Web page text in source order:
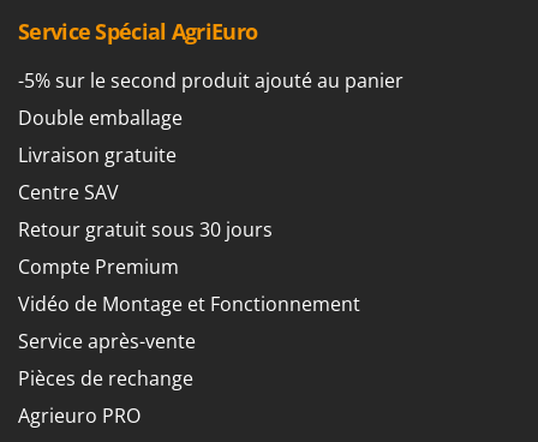
Tondeuses débroussailleuses thermiques
Trancheuses
Trancheuses de sol
Transpalettes
Treuils de débardage
Tronçonneuses
V
Vêtements de Sécurité
Vibroculteurs à tracteur
Landxcape
LAR Casalinghi
Lavor
Linea VZ
Lisam
Lotusgrill
M
M.A.I.BO.
Macom
Macte Ovens
Makita
Service Spécial AgriEuro
-5% sur le second produit ajouté au panier
Double emballage
Livraison gratuite
Centre SAV
Retour gratuit sous 30 jours
Compte Premium
Vidéo de Montage et Fonctionnement
Service après-vente
Pièces de rechange
Agrieuro PRO